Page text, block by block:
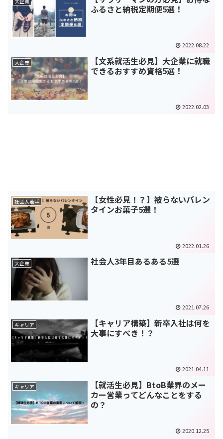
ふるさと納税定期便5選！
2022.08.22
大企業
【文系就活生必見】大企業に就職
できるおすすめ資格5選！
2022.02.03
社会人若手
【女性必見！？】被らないバレン
タインお菓子5選！
2022.01.26
大企業 社会人3年目あるある5選
2021.07.26
キャリア
【キャリア構築】新卒入社は何を
大事にすべき！？
2021.04.11
キャリア
【就活生必見】BtoB業界のメー
カー営業ってどんなことをする
の？
2020.12.25